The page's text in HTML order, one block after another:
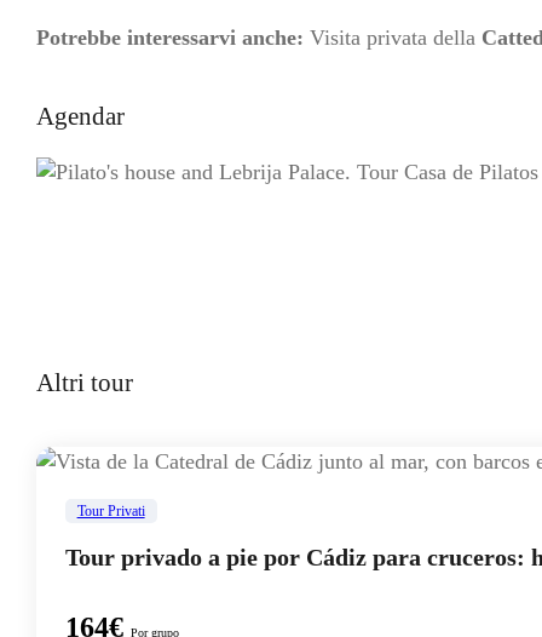
Potrebbe interessarvi anche: Visita privata della
Agendar
Altri tour
Tour Privati
Tour privado a pie por Cádiz para cruceros:
164€ Por grupo